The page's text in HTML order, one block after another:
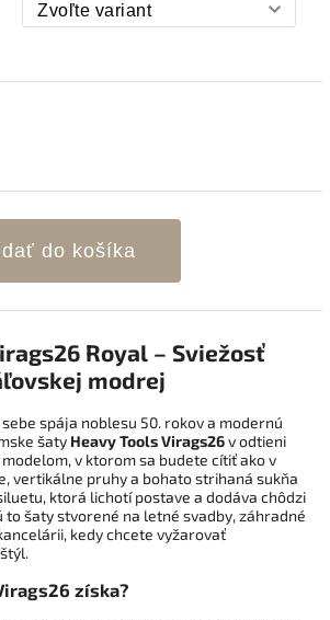
do košíka
Royal – Sviežosť
modrej
spája noblesu 50. rokov a modernú
šaty Heavy Tools Virags26v odtieni
modelom, v ktorom sa budete cítiť ako v
vertikálne pruhy a bohato strihaná sukňa
ktorá lichotí postave a dodáva chôdzi
to šaty stvorené na letné svadby, záhradné
kedy chcete vyžarovať
získa?